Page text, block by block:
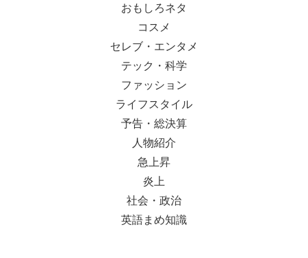
おもしろネタ
コスメ
セレブ・エンタメ
テック・科学
ファッション
ライフスタイル
予告・総決算
人物紹介
急上昇
炎上
社会・政治
英語まめ知識